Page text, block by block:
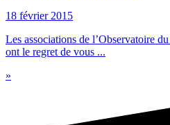
18 février 2015
Les associations de l’Observatoire
ont le regret de vous ...
»